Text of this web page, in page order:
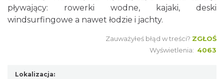
pływający: rowerki wodne, kajaki, deski
windsurfingowe a nawet łodzie i jachty.
Zauważyłeś błąd w treści? ZGŁOŚ
Wyświetlenia: 4063
Lokalizacja: